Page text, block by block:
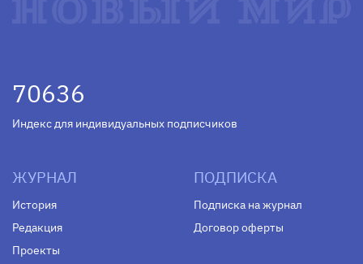
70636
Индекс для индивидуальных подписчиков
ЖУРНАЛ
История
Редакция
Проекты
ПОДПИСКА
Подписка на журнал
Договор оферты